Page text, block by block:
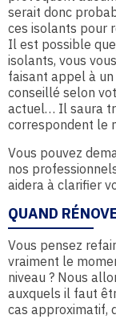
serait donc
ces isolants pour
Il est possible
isolants, vous
faisant appel à
conseillé selon
actuel… Il saura
correspondent le
Vous pouvez
nos
aidera à clarifier
QUAND
Vous pensez
vraiment le
niveau ? Nous
auxquels il faut
cas approximatif,